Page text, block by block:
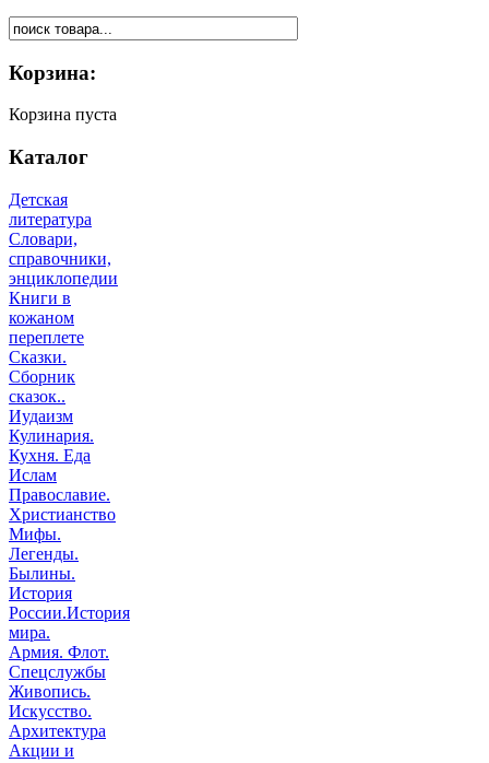
Корзина:
Корзина пуста
Каталог
Детская
литература
Словари,
справочники,
энциклопедии
Книги в
кожаном
переплете
Сказки.
Сборник
сказок..
Иудаизм
Кулинария.
Кухня. Еда
Ислам
Православие.
Христианство
Мифы.
Легенды.
Былины.
История
России.История
мира.
Армия. Флот.
Спецслужбы
Живопись.
Искусство.
Архитектура
Акции и